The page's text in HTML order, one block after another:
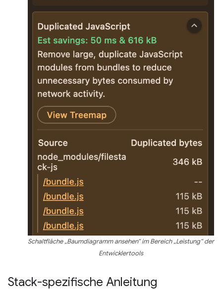
Schaltfläche „Baumdiagramm ansehen“ im Bereich „Leistung“ der
Entwicklertools
Stack-spezifische Anleitung